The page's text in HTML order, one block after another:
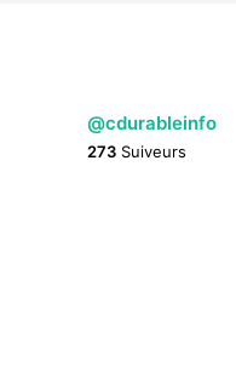
@cdurableinfo
273 Suiveurs